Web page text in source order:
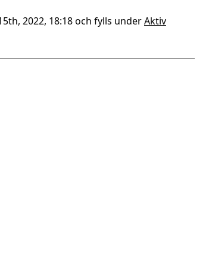
2022, 18:18 och fylls underAktiv